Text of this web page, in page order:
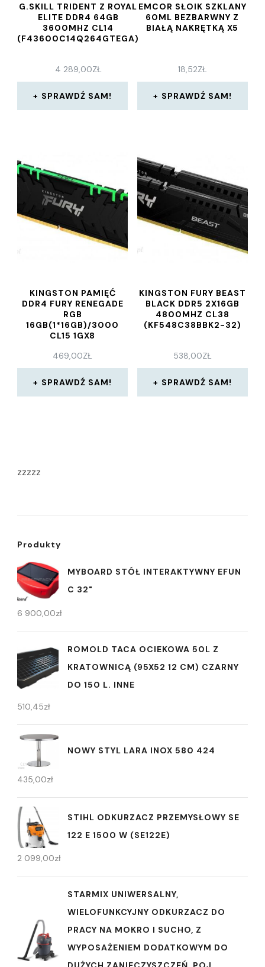
G.SKILL TRIDENT Z ROYAL
ELITE DDR4 64GB
3600MHZ CL14
(F43600C14Q264GTEGA)
4 289,00ZŁ
SPRAWDŹ SAM!
EMCOR SŁOIK SZKLANY
60ML BEZBARWNY Z
BIAŁĄ NAKRĘTKĄ X5
18,52ZŁ
SPRAWDŹ SAM!
KINGSTON PAMIĘĆ
DDR4 FURY RENEGADE
RGB
16GB(1*16GB)/3000
CL15 1GX8
469,00ZŁ
SPRAWDŹ SAM!
KINGSTON FURY BEAST
BLACK DDR5 2X16GB
4800MHZ CL38
(KF548C38BBK2-32)
538,00ZŁ
SPRAWDŹ SAM!
zzzzz
Produkty
MYBOARD STÓŁ INTERAKTYWNY EFUN
C 32"
6 900,00zł
ROMOLD TACA OCIEKOWA 50L Z
KRATOWNICĄ (95X52 12 CM) CZARNY
DO 150 L. INNE
510,45zł
NOWY STYL LARA INOX 580 424
435,00zł
STIHL ODKURZACZ PRZEMYSŁOWY SE
122 E 1500 W (SE122E)
2 099,00zł
STARMIX UNIWERSALNY,
WIELOFUNKCYJNY ODKURZACZ DO
PRACY NA MOKRO I SUCHO, Z
WYPOSAŻENIEM DODATKOWYM DO